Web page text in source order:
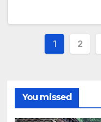
Posts
1 2
You missed